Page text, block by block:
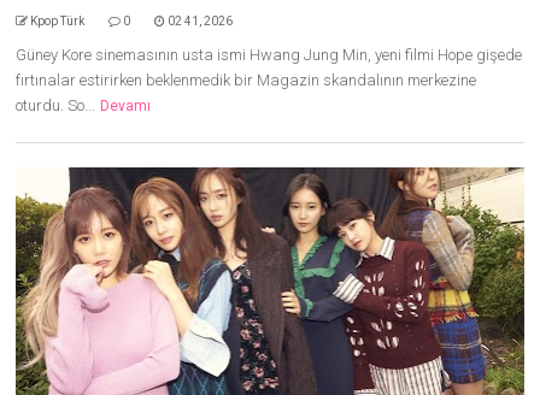
Kpop Türk 0 02 41, 2026
Güney Kore sinemasının usta ismi Hwang Jung Min, yeni filmi Hope gişede
fırtınalar estirirken beklenmedik bir Magazin skandalının merkezine
oturdu. So... Devamı